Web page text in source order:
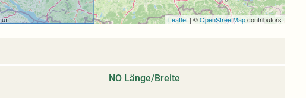
Leaflet | ©OpenStreetMapcontributors
NO Länge/Breite